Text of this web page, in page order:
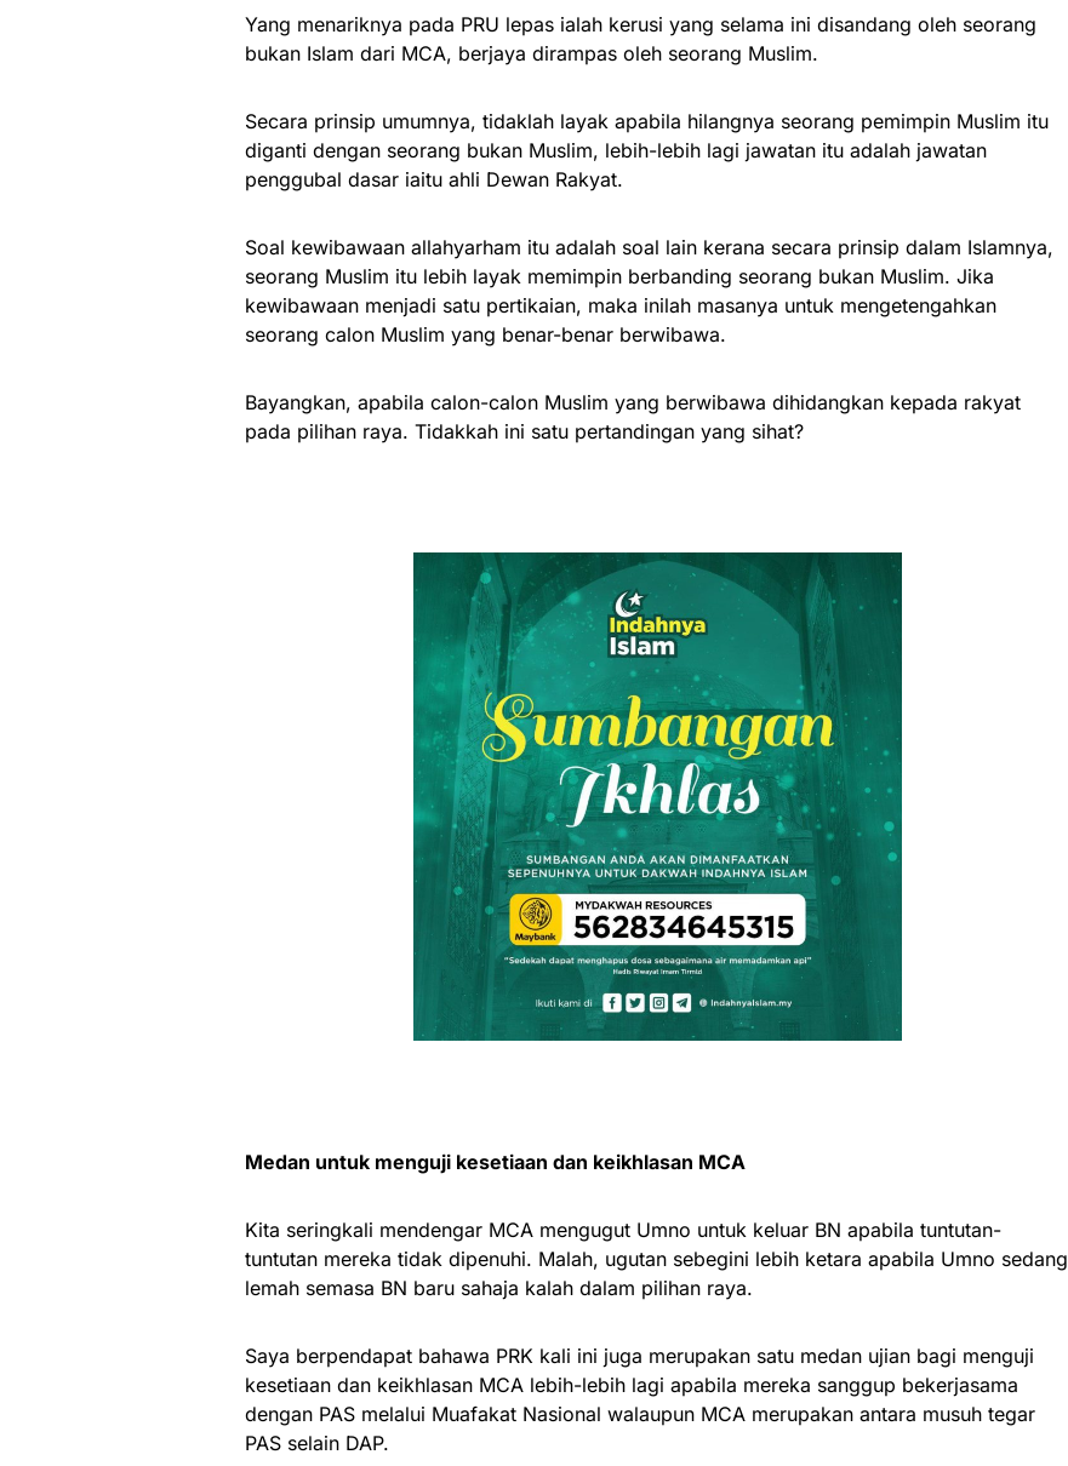
Yang menariknya pada PRU lepas ialah kerusi yang selama ini disandang oleh seorang
bukan Islam dari MCA, berjaya dirampas oleh seorang Muslim.
Secara prinsip umumnya, tidaklah layak apabila hilangnya seorang pemimpin Muslim itu
diganti dengan seorang bukan Muslim, lebih-lebih lagi jawatan itu adalah jawatan
penggubal dasar iaitu ahli Dewan Rakyat.
Soal kewibawaan allahyarham itu adalah soal lain kerana secara prinsip dalam Islamnya,
seorang Muslim itu lebih layak memimpin berbanding seorang bukan Muslim. Jika
kewibawaan menjadi satu pertikaian, maka inilah masanya untuk mengetengahkan
seorang calon Muslim yang benar-benar berwibawa.
Bayangkan, apabila calon-calon Muslim yang berwibawa dihidangkan kepada rakyat
pada pilihan raya. Tidakkah ini satu pertandingan yang sihat?
Medan untuk menguji kesetiaan dan keikhlasan MCA
Kita seringkali mendengar MCA mengugut Umno untuk keluar BN apabila tuntutan-
tuntutan mereka tidak dipenuhi. Malah, ugutan sebegini lebih ketara apabila Umno sedang
lemah semasa BN baru sahaja kalah dalam pilihan raya.
Saya berpendapat bahawa PRK kali ini juga merupakan satu medan ujian bagi menguji
kesetiaan dan keikhlasan MCA lebih-lebih lagi apabila mereka sanggup bekerjasama
dengan PAS melalui Muafakat Nasional walaupun MCA merupakan antara musuh tegar
PAS selain DAP.